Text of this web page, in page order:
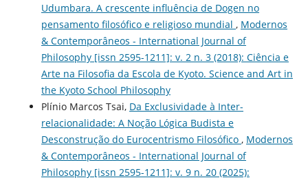
Udumbara. A crescente influência de Dogen no
pensamento filosófico e religioso mundial , Modernos
& Contemporâneos - International Journal of
Philosophy [issn 2595-1211]: v. 2 n. 3 (2018): Ciência e
Arte na Filosofia da Escola de Kyoto. Science and Art in
the Kyoto School Philosophy
Plínio Marcos Tsai, Da Exclusividade à Inter-
relacionalidade: A Noção Lógica Budista e
Desconstrução do Eurocentrismo Filosófico , Modernos
& Contemporâneos - International Journal of
Philosophy [issn 2595-1211]: v. 9 n. 20 (2025):